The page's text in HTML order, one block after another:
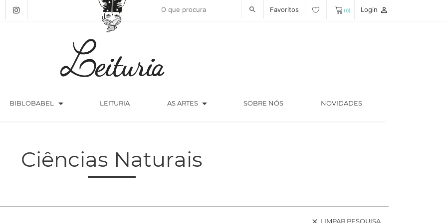
search Favoritos (0) Login person_outline
BIBLOBABEL arrow_drop_down LEITURIA AS ARTES arrow_drop_down SOBRE NÓS NOVIDADES
Ciências Naturais
LIMPAR PESQUISA